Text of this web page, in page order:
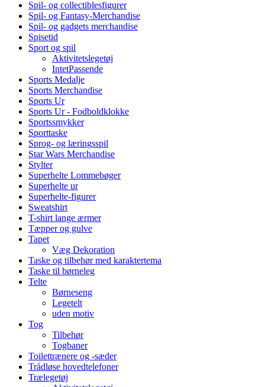
Spil- og collectiblesfigurer
Spil- og Fantasy-Merchandise
Spil- og gadgets merchandise
Spisetid
Sport og spil
Aktivitetslegetøj
IntetPassende
Sports Medalje
Sports Merchandise
Sports Ur
Sports Ur - Fodboldklokke
Sportssmykker
Sporttaske
Sprog- og læringsspil
Star Wars Merchandise
Stylter
Superhelte Lommebøger
Superhelte ur
Superhelte-figurer
Sweatshirt
T-shirt lange ærmer
Tæpper og gulve
Tapet
Væg Dekoration
Taske og tilbehør med karaktertema
Taske til børneleg
Telte
Børneseng
Legetelt
uden motiv
Tog
Tilbehør
Togbaner
Toilettrænere og -sæder
Trådløse hovedtelefoner
Trælegetøj